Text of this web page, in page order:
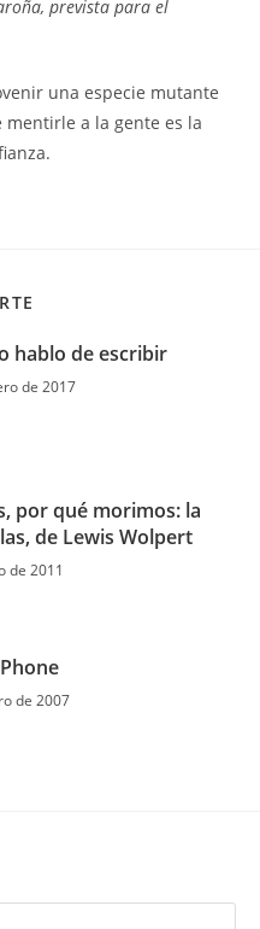
prevista para el
una especie mutante
mentirle a la gente es la
hablo de escribir
de 2017
por qué morimos: la
de Lewis Wolpert
de 2011
de 2007